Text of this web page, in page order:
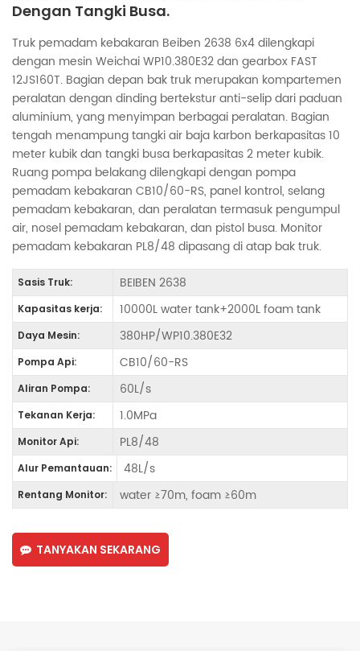
Dengan Tangki Busa.
Truk pemadam kebakaran Beiben 2638 6x4 dilengkapi
dengan mesin Weichai WP10.380E32 dan gearbox FAST
12JS160T. Bagian depan bak truk merupakan kompartemen
peralatan dengan dinding bertekstur anti-selip dari paduan
aluminium, yang menyimpan berbagai peralatan. Bagian
tengah menampung tangki air baja karbon berkapasitas 10
meter kubik dan tangki busa berkapasitas 2 meter kubik.
Ruang pompa belakang dilengkapi dengan pompa
pemadam kebakaran CB10/60-RS, panel kontrol, selang
pemadam kebakaran, dan peralatan termasuk pengumpul
air, nosel pemadam kebakaran, dan pistol busa. Monitor
pemadam kebakaran PL8/48 dipasang di atap bak truk.
Sasis Truk: BEIBEN 2638
Kapasitas kerja: 10000L water tank+2000L foam tank
Daya Mesin: 380HP/WP10.380E32
Pompa Api: CB10/60-RS
Aliran Pompa: 60L/s
Tekanan Kerja: 1.0MPa
Monitor Api: PL8/48
Alur Pemantauan: 48L/s
Rentang Monitor: water ≥70m, foam ≥60m
TANYAKAN SEKARANG